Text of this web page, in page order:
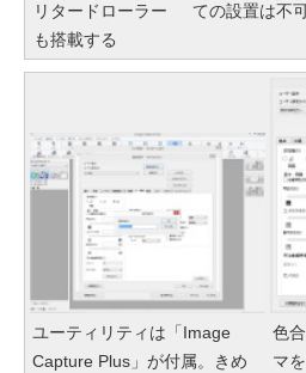
リタードローラー
も搭載する
ての設置は不
ユーティリティは「Image
Capture Plus」が付属。きめ
色
マ